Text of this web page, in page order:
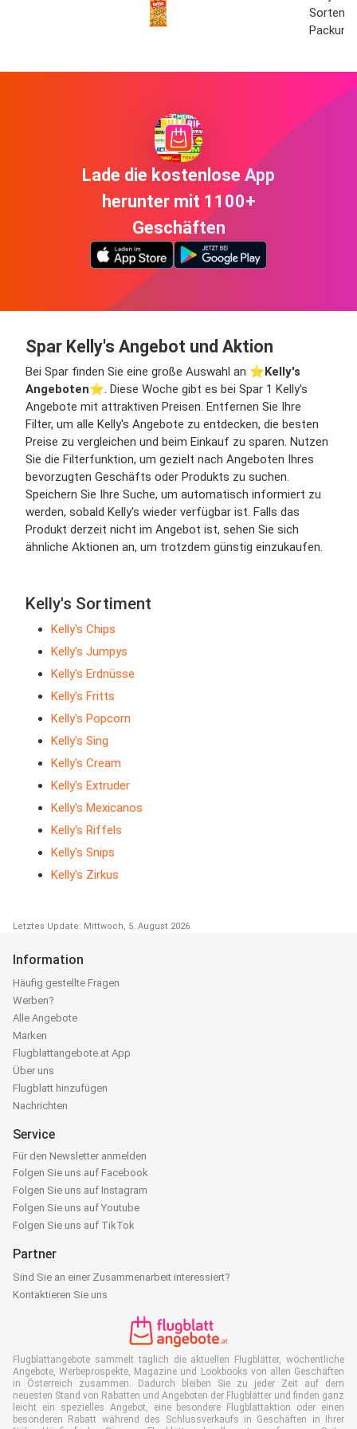
Sorten
Packung
Lade die kostenlose App
herunter mit 1100+
Geschäften
Spar Kelly's Angebot und Aktion
Bei Spar finden Sie eine große Auswahl an ⭐️Kelly's
Angeboten⭐️. Diese Woche gibt es bei Spar 1 Kelly's
Angebote mit attraktiven Preisen. Entfernen Sie Ihre
Filter, um alle Kelly's Angebote zu entdecken, die besten
Preise zu vergleichen und beim Einkauf zu sparen. Nutzen
Sie die Filterfunktion, um gezielt nach Angeboten Ihres
bevorzugten Geschäfts oder Produkts zu suchen.
Speichern Sie Ihre Suche, um automatisch informiert zu
werden, sobald Kelly's wieder verfügbar ist. Falls das
Produkt derzeit nicht im Angebot ist, sehen Sie sich
ähnliche Aktionen an, um trotzdem günstig einzukaufen.
Kelly's Sortiment
Kelly's Chips
Kelly's Jumpys
Kelly's Erdnüsse
Kelly's Fritts
Kelly's Popcorn
Kelly's Sing
Kelly's Cream
Kelly's Extruder
Kelly's Mexicanos
Kelly's Riffels
Kelly's Snips
Kelly's Zirkus
Letztes Update: Mittwoch, 5. August 2026
Information
Häufig gestellte Fragen
Werben?
Alle Angebote
Marken
Flugblattangebote.at App
Über uns
Flugblatt hinzufügen
Nachrichten
Service
Für den Newsletter anmelden
Folgen Sie uns auf Facebook
Folgen Sie uns auf Instagram
Folgen Sie uns auf Youtube
Folgen Sie uns auf TikTok
Partner
Sind Sie an einer Zusammenarbeit interessiert?
Kontaktieren Sie uns
Flugblattangebote sammelt täglich die aktuellen Flugblätter, wöchentliche
Angebote, Werbeprospekte, Magazine und Lookbooks von allen Geschäften
in Österreich zusammen. Dadurch bleiben Sie zu jeder Zeit auf dem
neuesten Stand von Rabatten und Angeboten der Flugblätter und finden ganz
leicht ein spezielles Angebot, eine besondere Flugblattaktion oder einen
besonderen Rabatt während des Schlussverkaufs in Geschäften in Ihrer